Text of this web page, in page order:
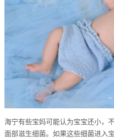
海宁有些宝妈可能认为宝宝还小，
面部滋生细菌。如果这些细菌进入